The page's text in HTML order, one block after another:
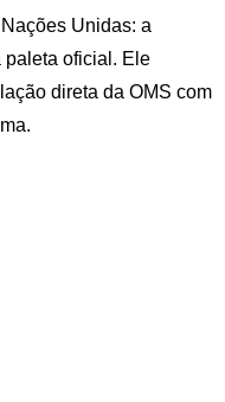
Unidas: a
paleta oficial. Ele
direta da OMS com